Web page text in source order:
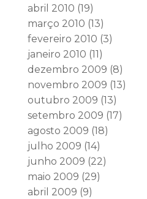
abril 2010 (19)
março 2010 (13)
fevereiro 2010 (3)
janeiro 2010 (11)
dezembro 2009 (8)
novembro 2009 (13)
outubro 2009 (13)
setembro 2009 (17)
agosto 2009 (18)
julho 2009 (14)
junho 2009 (22)
maio 2009 (29)
abril 2009 (9)